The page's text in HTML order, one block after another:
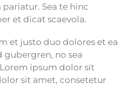
Sea te hinc
et dicat scaevola.
et justo duo dolores et ea
gubergren, no sea
ipsum dolor sit
sit amet, consetetur